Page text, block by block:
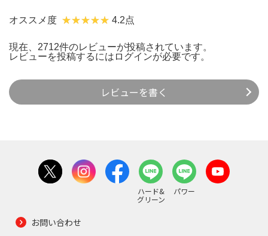
オススメ度 4.2点
現在、2712件のレビューが投稿されています。
レビューを投稿するには ログインが必要です。
レビューを書く
ハード&
グリーン
パワー
お問い合わせ